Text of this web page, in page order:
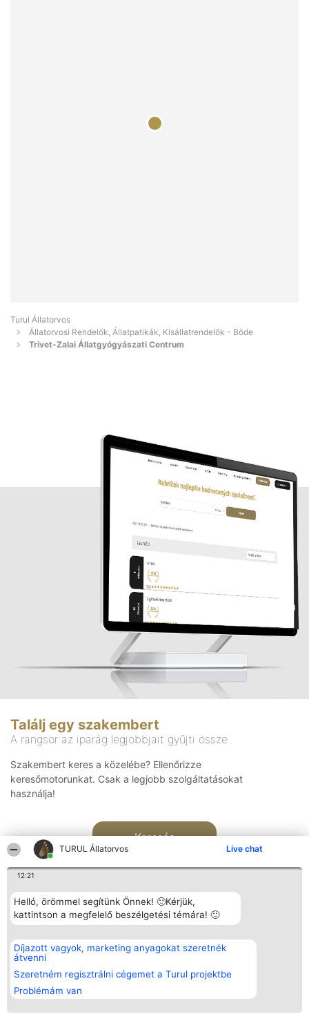
TURUL Állatorvos Live chat
12:21
Helló, örömmel segítünk Önnek! 🙂Kérjük,
kattintson a megfelelő beszélgetési témára! 🙂
Díjazott vagyok, marketing anyagokat szeretnék
átvenni
Szeretném regisztrálni cégemet a Turul projektbe
Problémám van
Turul Állatorvos
Állatorvosi Rendelők, Állatpatikák, Kisállatrendelők - Böde
Trivet-Zalai Állatgyógyászati Centrum
Találj egy szakembert
A rangsor az iparág legjobbjait gyűjti össze
Szakembert keres a közelébe? Ellenőrizze
keresőmotorunkat. Csak a legjobb szolgáltatásokat
használja!
Keresés
Rangsorszervező
SC Beautiful Company S.R.L.
Bulevardul Aleea Timișul De
Sus Nr. 2, Bl. A30, Sc. A, Et.
4, Ap. 13
Bukarest 53-238
Adószám 36737675
Népszavazás
Nyertesek
listája
Státusz
Elérhetőség
Elérhetőség